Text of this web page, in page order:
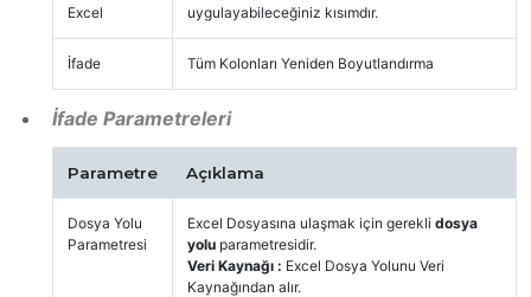
Excel uygulayabileceğiniz kısımdır.
İfade Tüm Kolonları Yeniden Boyutlandırma
İfade Parametreleri
Parametre Açıklama
Dosya Yolu
Parametresi
Excel Dosyasına ulaşmak için gerekli dosya
yolu parametresidir.
Veri Kaynağı : Excel Dosya Yolunu Veri
Kaynağından alır.